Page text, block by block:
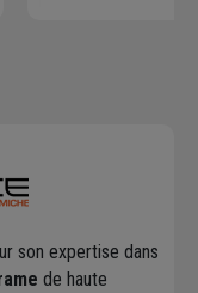
son expertise dans
de haute